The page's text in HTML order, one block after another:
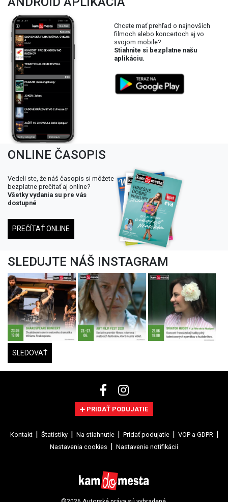
Chcete mať prehľad o najnovších
filmoch alebo koncertoch aj vo
svojom mobile?
Stiahnite si bezplatne našu
aplikáciu.
ONLINE ČASOPIS
Vedeli ste, že náš časopis si môžete
bezplatne prečítať aj online?
Všetky vydania su pre vás
dostupné
PREČÍTAŤ ONLINE
SLEDUJTE NÁŠ INSTAGRAM
SLEDOVAŤ
PRIDAŤ PODUJATIE
Kontakt Štatistiky Na stiahnutie Pridať podujatie
VOP a GDPR
Nastavenia cookies
Nastavenie notifikácií